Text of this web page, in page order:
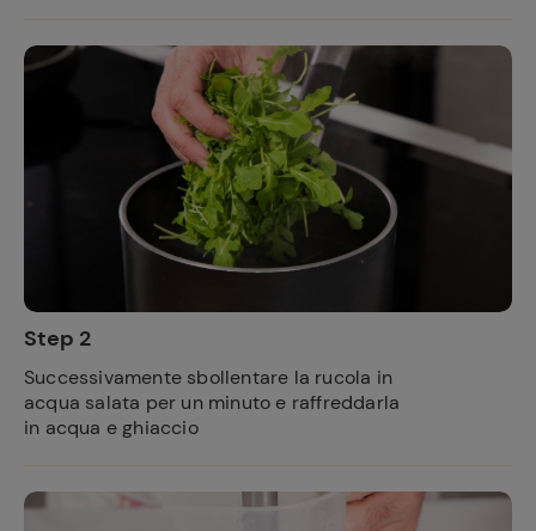
Step 2
Successivamente sbollentare la rucola in
acqua salata per un minuto e raffreddarla
in acqua e ghiaccio